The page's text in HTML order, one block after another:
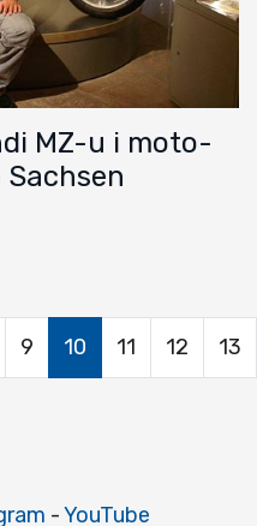
MZ-u i moto-
9 10 11 12 13
-YouTube